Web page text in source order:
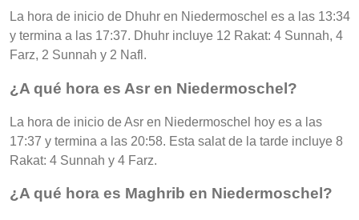
La hora de inicio de Dhuhr en Niedermoschel es a las 13:34
y termina a las 17:37. Dhuhr incluye 12 Rakat: 4 Sunnah, 4
Farz, 2 Sunnah y 2 Nafl.
¿A qué hora es Asr en Niedermoschel?
La hora de inicio de Asr en Niedermoschel hoy es a las
17:37 y termina a las 20:58. Esta salat de la tarde incluye 8
Rakat: 4 Sunnah y 4 Farz.
¿A qué hora es Maghrib en Niedermoschel?